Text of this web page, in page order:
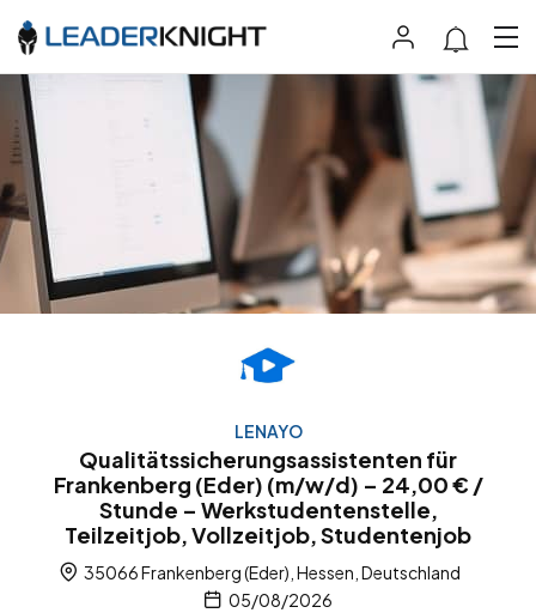
LENAYO
Qualitätssicherungsassistenten für
Frankenberg (Eder) (m/w/d) – 24,00 € /
Stunde – Werkstudentenstelle,
Teilzeitjob, Vollzeitjob, Studentenjob
35066 Frankenberg (Eder), Hessen, Deutschland
05/08/2026